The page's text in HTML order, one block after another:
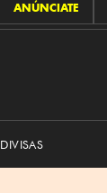
ANÚNCIATE
DIVISAS